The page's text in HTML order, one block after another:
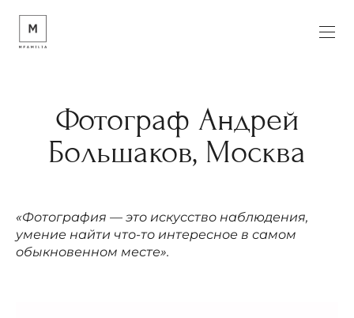
Фотограф Андрей
Большаков, Москва
«Фотография — это искусство наблюдения,
умение найти что-то интересное в самом
обыкновенном месте».